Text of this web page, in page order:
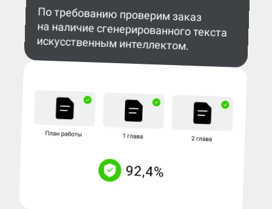
По требованию проверим заказ
на наличие сгенерированного текста
искусственным интеллектом.